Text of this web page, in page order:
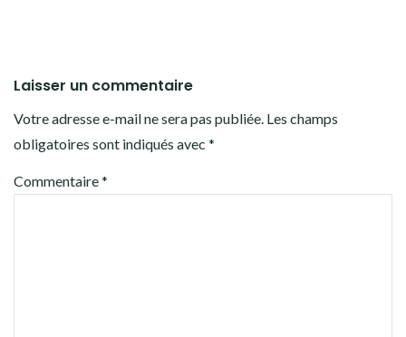
Laisser un commentaire
Votre adresse e-mail ne sera pas publiée. Les champs
obligatoires sont indiqués avec *
Commentaire*